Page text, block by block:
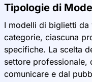
Tipologie di
I modelli di biglietti
categorie, ciascuna
specifiche. La scelta
settore professionale,
comunicare e dal